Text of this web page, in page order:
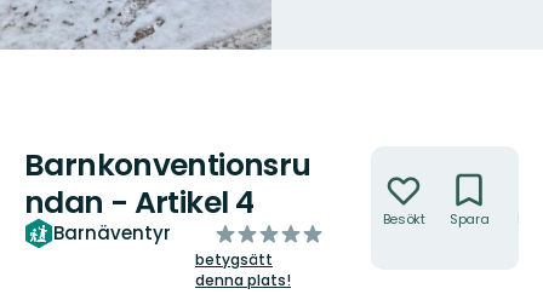
Barnkonventionsru
ndan - Artikel 4
Barnäventyr
av
5
stjärnor
betygsätt
denna plats!
Besökt Spara